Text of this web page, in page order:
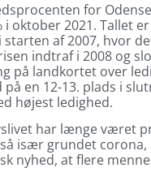
for
i oktober 2021. Tallet
starten af 2007, hvor
indtraf i 2008 og
på landkortet over
på en 12-13. plads i
højest ledighed.
har længe været
især grundet
nyhed, at flere